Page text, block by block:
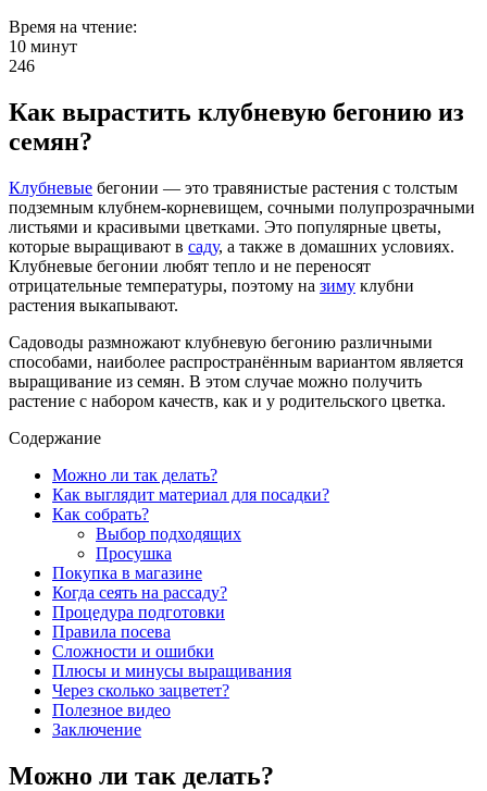
Время на чтение:
10 минут
246
Как вырастить клубневую бегонию из
семян?
Клубневые бегонии — это травянистые растения с толстым
подземным клубнем-корневищем, сочными полупрозрачными
листьями и красивыми цветками. Это популярные цветы,
которые выращивают в саду, а также в домашних условиях.
Клубневые бегонии любят тепло и не переносят
отрицательные температуры, поэтому на зиму клубни
растения выкапывают.
Садоводы размножают клубневую бегонию различными
способами, наиболее распространённым вариантом является
выращивание из семян. В этом случае можно получить
растение с набором качеств, как и у родительского цветка.
Содержание
Можно ли так делать?
Как выглядит материал для посадки?
Как собрать?
Выбор подходящих
Просушка
Покупка в магазине
Когда сеять на рассаду?
Процедура подготовки
Правила посева
Сложности и ошибки
Плюсы и минусы выращивания
Через сколько зацветет?
Полезное видео
Заключение
Можно ли так делать?